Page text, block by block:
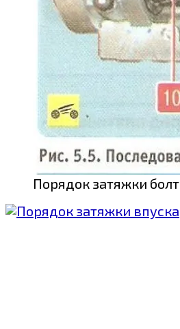
Порядок затяжки